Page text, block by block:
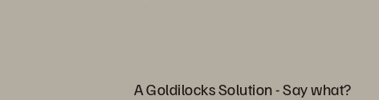
A Goldilocks Solution - Say what?